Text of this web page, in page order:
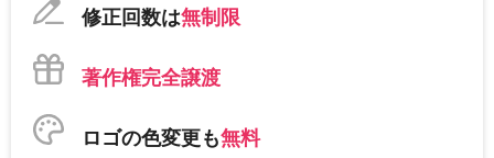
修正回数は無制限
著作権完全譲渡
ロゴの色変更も無料